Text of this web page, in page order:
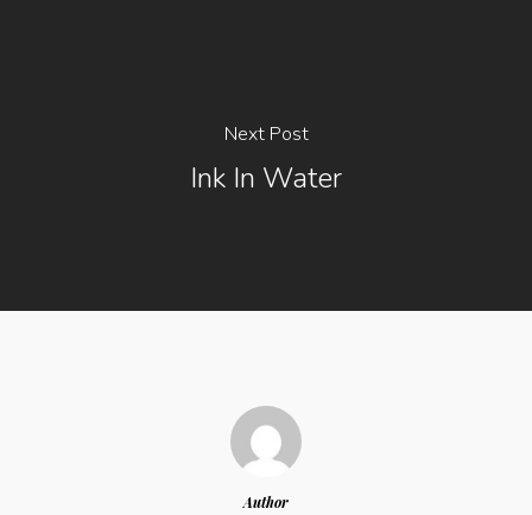
Next Post
Ink In Water
Author